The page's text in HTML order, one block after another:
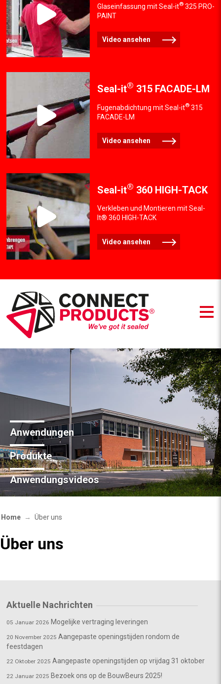
Glaseinfassung mit Seal-it®325 PRO-
PAINT
Video ansehen
Seal-it® 315 FACADE-LM
Fugenabdichtung mit Seal-it®315
FACADE-LM
Video ansehen
Seal-it® 360 HIGH-TACK
Verkleben und Montieren mit Seal-
It® 360 HIGH-TACK
Video ansehen
Anwendungen
Produkte
Anwendungsvideos
Home Über uns
Über uns
Aktuelle Nachrichten
05 Januar 2026 Mogelijke vertraging leveringen
20 November 2025 Aangepaste openingstijden rondom de
feestdagen
22 Oktober 2025 Aangepaste openingstijden op vrijdag 31 oktober
22 Januar 2025 Bezoek ons op de BouwBeurs 2025!